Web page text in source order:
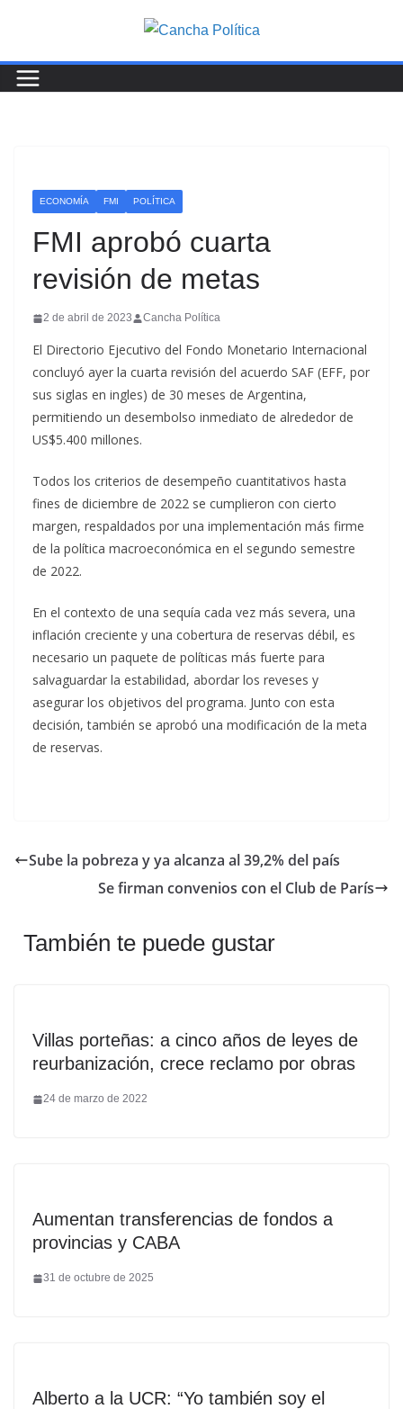
contenido
ECONOMÍA FMI POLÍTICA
FMI aprobó cuarta
revisión de metas
2 de abril de 2023 Cancha Política
El Directorio Ejecutivo del Fondo Monetario Internacional
concluyó ayer la cuarta revisión del acuerdo SAF (EFF, por
sus siglas en ingles) de 30 meses de Argentina,
permitiendo un desembolso inmediato de alrededor de
US$5.400 millones.
Todos los criterios de desempeño cuantitativos hasta
fines de diciembre de 2022 se cumplieron con cierto
margen, respaldados por una implementación más firme
de la política macroeconómica en el segundo semestre
de 2022.
En el contexto de una sequía cada vez más severa, una
inflación creciente y una cobertura de reservas débil, es
necesario un paquete de políticas más fuerte para
salvaguardar la estabilidad, abordar los reveses y
asegurar los objetivos del programa. Junto con esta
decisión, también se aprobó una modificación de la meta
de reservas.
Sube la pobreza y ya alcanza al 39,2% del país
Se firman convenios con el Club de París
También te puede gustar
Villas porteñas: a cinco años de leyes de
reurbanización, crece reclamo por obras
24 de marzo de 2022
Aumentan transferencias de fondos a
provincias y CABA
31 de octubre de 2025
Alberto a la UCR: “Yo también soy el